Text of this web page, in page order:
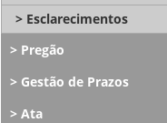
Esclarecimentos
Pregão
Gestão de Prazos
Ata